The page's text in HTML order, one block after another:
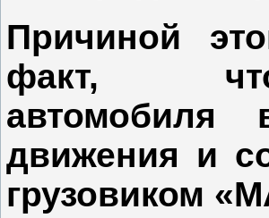
Причиной
факт,
автомобиля
движения и
грузовиком